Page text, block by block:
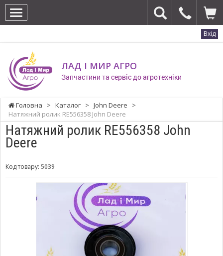
Вхід
ЛАД І МИР АГРО
Запчастини та сервіс до агротехніки
Головна > Каталог > John Deere
>
Натяжний ролик RE556358 John Deere
Натяжний ролик RE556358 John
Deere
Код товару: 5039